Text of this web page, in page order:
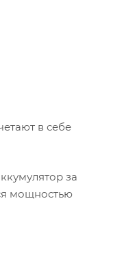
в себе
за
мощностью